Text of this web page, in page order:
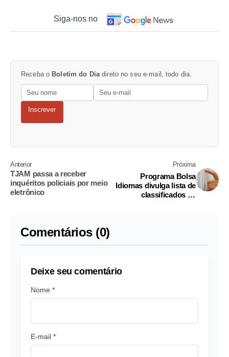
Siga-nos no
Receba o Boletim do Dia direto no seu e-mail, todo dia.
Inscrever
Anterior
TJAM passa a receber
inquéritos policiais por meio
eletrônico
Próxima
Programa Bolsa
Idiomas divulga lista de
classificados na
Comentários (0)
Deixe seu comentário
Nome *
E-mail *